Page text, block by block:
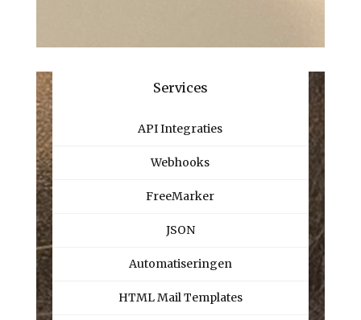
Services
API Integraties
Webhooks
FreeMarker
JSON
Automatiseringen
HTML Mail Templates